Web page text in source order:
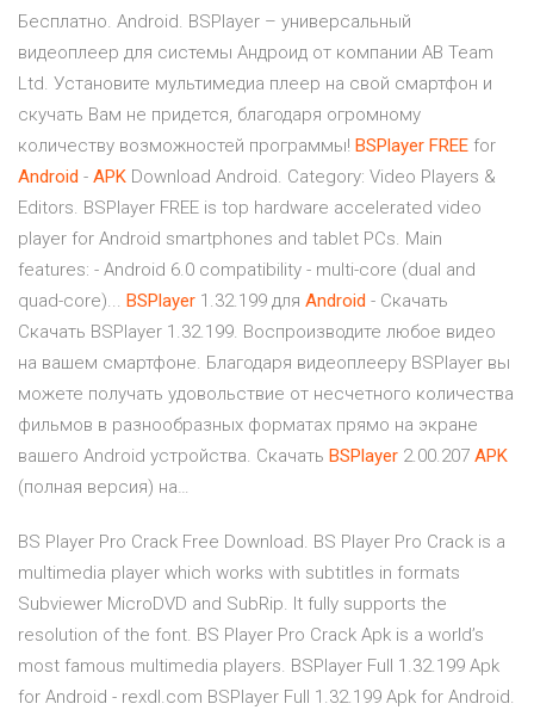
Бесплатно. Android. BSPlayer – универсальный
видеоплеер для системы Андроид от компании AB Team
Ltd. Установите мультимедиа плеер на свой смартфон и
скучать Вам не придется, благодаря огромному
количеству возможностей программы! BSPlayer FREE for
Android - APK Download Android. Category: Video Players &
Editors. BSPlayer FREE is top hardware accelerated video
player for Android smartphones and tablet PCs. Main
features: - Android 6.0 compatibility - multi-core (dual and
quad-core)... BSPlayer 1.32.199 для Android - Скачать
Скачать BSPlayer 1.32.199. Воспроизводите любое видео
на вашем смартфоне. Благодаря видеоплееру BSPlayer вы
можете получать удовольствие от несчетного количества
фильмов в разнообразных форматах прямо на экране
вашего Android устройства. Скачать BSPlayer 2.00.207 APK
(полная версия) на…
BS Player Pro Crack Free Download. BS Player Pro Crack is a
multimedia player which works with subtitles in formats
Subviewer MicroDVD and SubRip. It fully supports the
resolution of the font. BS Player Pro Crack Apk is a world’s
most famous multimedia players. BSPlayer Full 1.32.199 Apk
for Android - rexdl.com BSPlayer Full 1.32.199 Apk for Android.